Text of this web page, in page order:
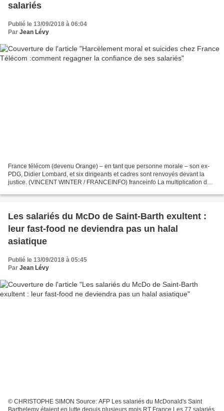
salariés
Publié le 13/09/2018 à 06:04
Par Jean Lévy
France télécom (devenu Orange) – en tant que personne morale – son ex-
PDG, Didier Lombard, et six dirigeants et cadres sont renvoyés devant la
justice. (VINCENT WINTER / FRANCEINFO) franceinfo La multiplication des
Les salariés du McDo de Saint-Barth exultent :
leur fast-food ne deviendra pas un halal
asiatique
Publié le 13/09/2018 à 05:45
Par Jean Lévy
© CHRISTOPHE SIMON Source: AFP Les salariés du McDonald's Saint
Barthelemy étaient en lutte depuis plusieurs mois RT France Les 77 salariés